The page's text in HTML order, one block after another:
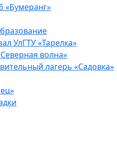
«Бумеранг»
УлГТУ «Тарелка»
волна»
лагерь «Садовка»